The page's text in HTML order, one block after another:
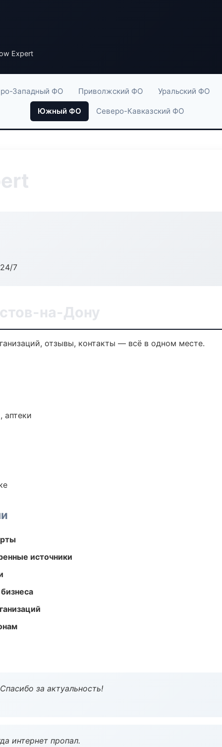
Expert
Западный ФО Приволжский ФО Уральский ФО
Южный ФО Северо-Кавказский ФО
7
на-Дону
отзывы, контакты — всё в одном месте.
аптеки
источники
за актуальность!
интернет пропал.